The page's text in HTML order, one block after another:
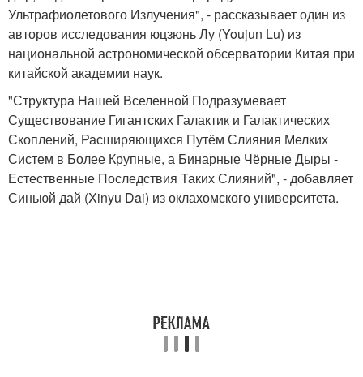
Ультрафиолетового Излучения", - рассказывает один из
авторов исследования юцзюнь Лу (Youjun Lu) из
национальной астрономической обсерватории Китая при
китайской академии наук.
"Структура Нашей Вселенной Подразумевает
Существование Гигантских Галактик и Галактических
Скоплений, Расширяющихся Путём Слияния Мелких
Систем в Более Крупные, а Бинарные Чёрные Дыры -
Естественные Последствия Таких Слияний", - добавляет
Синьюй дай (Xinyu Dai) из оклахомского университета.